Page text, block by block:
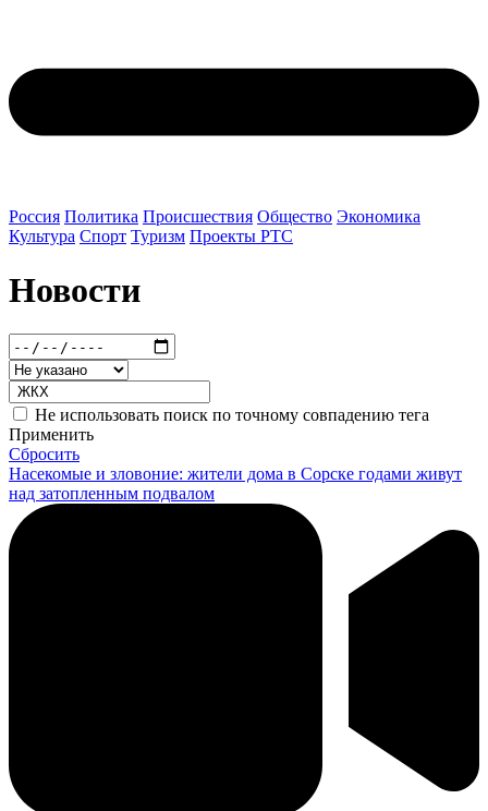
Россия Политика Происшествия Общество Экономика
Культура Спорт Туризм Проекты РТС
Новости
Не использовать поиск по точному совпадению тега
Применить
Сбросить
Насекомые и зловоние: жители дома в Сорске годами живут
над затопленным подвалом